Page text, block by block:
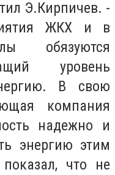
Э.Кирпичев. -
ЖКХ и в
обязуются
уровень
В свою
компания
надежно и
энергию этим
что не